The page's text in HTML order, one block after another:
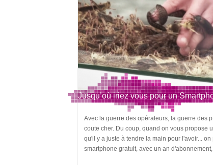
Jusqu’où iriez vous pour un
Avec la guerre des opérateurs, la guerre des
coute cher. Du coup, quand on vous propose
qu'il y a juste à tendre la main pour l'avoir...
smartphone gratuit, avec un an